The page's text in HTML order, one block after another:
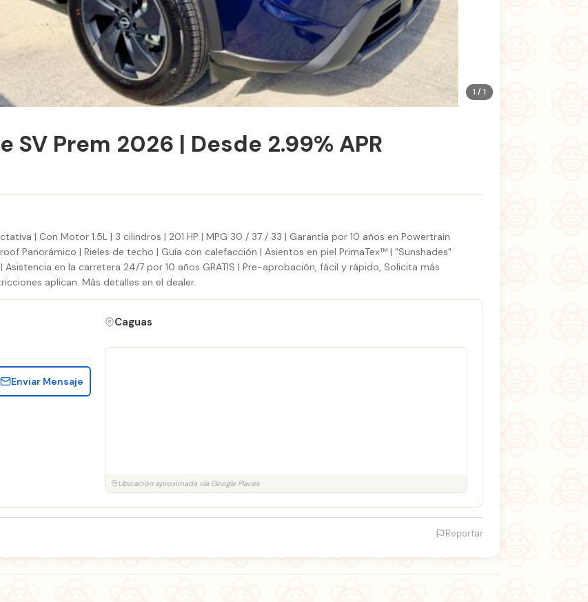
1 / 1
SV Prem 2026 | Desde 2.99% APR
| Con Motor 1.5L | 3 cilindros | 201 HP | MPG 30 / 37 / 33 | Garantía por 10 años en Powertrain
Panorámico | Rieles de techo | Guía con calefacción | Asientos en piel PrimaTex™ | "Sunshades"
en la carretera 24/7 por 10 años GRATIS | Pre-aprobación, fácil y rápido, Solicita más
aplican. Más detalles en el dealer.
Enviar Mensaje
Caguas
Ubicación aproximada vía Google Places
Reportar